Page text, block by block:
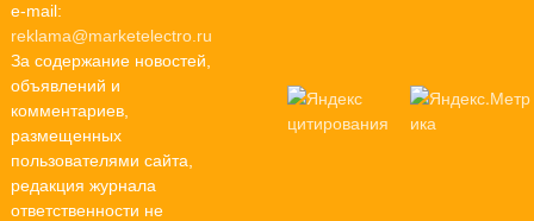
e-mail:
reklama@marketelectro.ru
За содержание новостей,
объявлений и
комментариев,
размещенных
пользователями сайта,
редакция журнала
ответственности не